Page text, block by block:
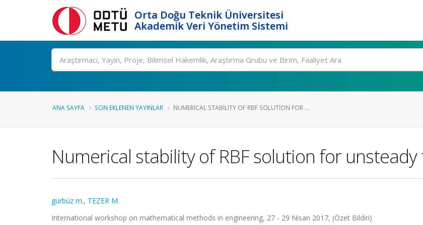
Orta Doğu Teknik Üniversitesi
Akademik Veri Yönetim Sistemi
Ara
ANA SAYFA SON EKLENEN YAYINLAR NUMERICAL STABILITY OF RBF SOLUTION FOR ...
Numerical stability of RBF solution for
gürbüz m., TEZER M.
International workshop on mathematical methods in engineering, 27 - 29 Nisan 2017, (Özet Bildiri)